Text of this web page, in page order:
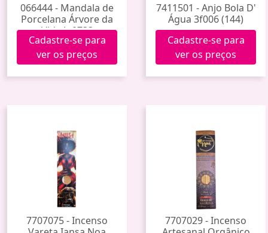
066444 - Mandala de
Porcelana Árvore da
Vida Jp0733
Cadastre-se para
ver os preços
7411501 - Anjo Bola D'
Água 3f006 (144)
Cadastre-se para
ver os preços
7707075 - Incenso
7707029 - Incenso